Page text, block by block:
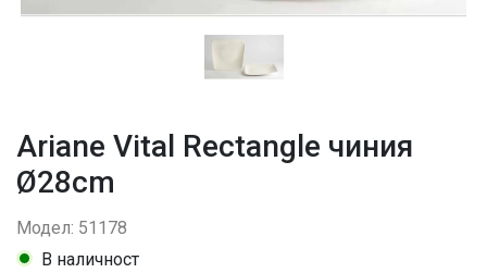
Ariane Vital Rectangle чиния
Ø28cm
Модел: 51178
В наличност